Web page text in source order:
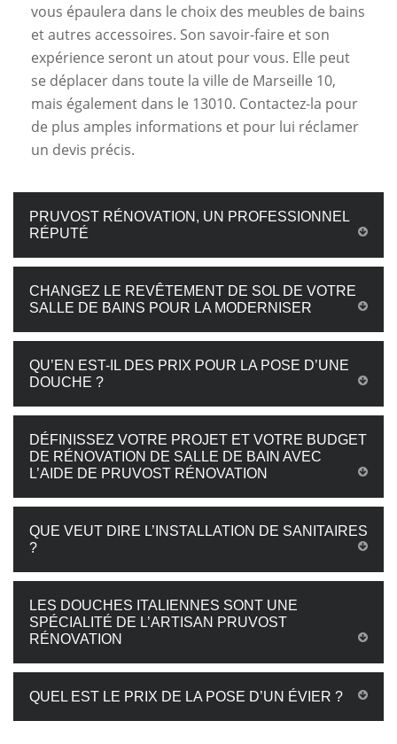
vous épaulera dans le choix des meubles de bains
et autres accessoires. Son savoir-faire et son
expérience seront un atout pour vous. Elle peut
se déplacer dans toute la ville de Marseille 10,
mais également dans le 13010. Contactez-la pour
de plus amples informations et pour lui réclamer
un devis précis.
PRUVOST RÉNOVATION, UN PROFESSIONNEL
RÉPUTÉ
CHANGEZ LE REVÊTEMENT DE SOL DE VOTRE
SALLE DE BAINS POUR LA MODERNISER
QU’EN EST-IL DES PRIX POUR LA POSE D’UNE
DOUCHE ?
DÉFINISSEZ VOTRE PROJET ET VOTRE BUDGET
DE RÉNOVATION DE SALLE DE BAIN AVEC
L’AIDE DE PRUVOST RÉNOVATION
QUE VEUT DIRE L’INSTALLATION DE SANITAIRES
?
LES DOUCHES ITALIENNES SONT UNE
SPÉCIALITÉ DE L’ARTISAN PRUVOST
RÉNOVATION
QUEL EST LE PRIX DE LA POSE D’UN ÉVIER ?